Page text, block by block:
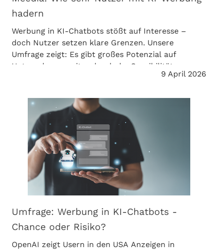
hadern
Werbung in KI-Chatbots stößt auf Interesse –
doch Nutzer setzen klare Grenzen. Unsere
Umfrage zeigt: Es gibt großes Potenzial auf
Unternehmensseite, aber hohe Sensibilität.
Entscheidend ist die richtige Umsetzung. Meedia
9 April 2026
Umfrage: Werbung in KI-Chatbots -
Chance oder Risiko?
OpenAI zeigt Usern in den USA Anzeigen in